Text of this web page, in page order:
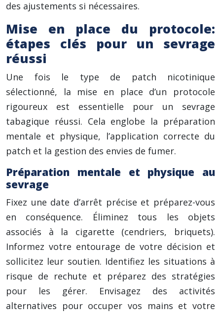
des ajustements si nécessaires.
Mise en place du protocole:
étapes clés pour un sevrage
réussi
Une fois le type de patch nicotinique
sélectionné, la mise en place d’un protocole
rigoureux est essentielle pour un sevrage
tabagique réussi. Cela englobe la préparation
mentale et physique, l’application correcte du
patch et la gestion des envies de fumer.
Préparation mentale et physique au
sevrage
Fixez une date d’arrêt précise et préparez-vous
en conséquence. Éliminez tous les objets
associés à la cigarette (cendriers, briquets).
Informez votre entourage de votre décision et
sollicitez leur soutien. Identifiez les situations à
risque de rechute et préparez des stratégies
pour les gérer. Envisagez des activités
alternatives pour occuper vos mains et votre